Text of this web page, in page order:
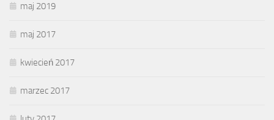
maj 2019
maj 2017
kwiecień 2017
marzec 2017